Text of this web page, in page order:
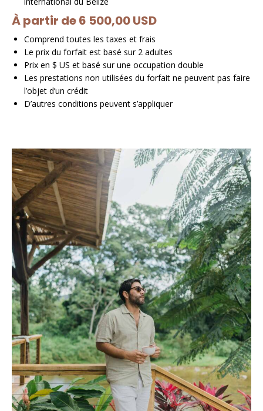
À partir de 6 500,00 USD
Comprend toutes les taxes et frais
Le prix du forfait est basé sur 2 adultes
Prix en $ US et basé sur une occupation double
Les prestations non utilisées du forfait ne peuvent pas faire
l’objet d’un crédit
D’autres conditions peuvent s’appliquer